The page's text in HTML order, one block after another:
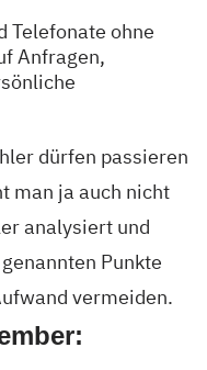
Telefonate ohne
Anfragen,
dürfen passieren
man ja auch nicht
analysiert und
Punkte
vermeiden.